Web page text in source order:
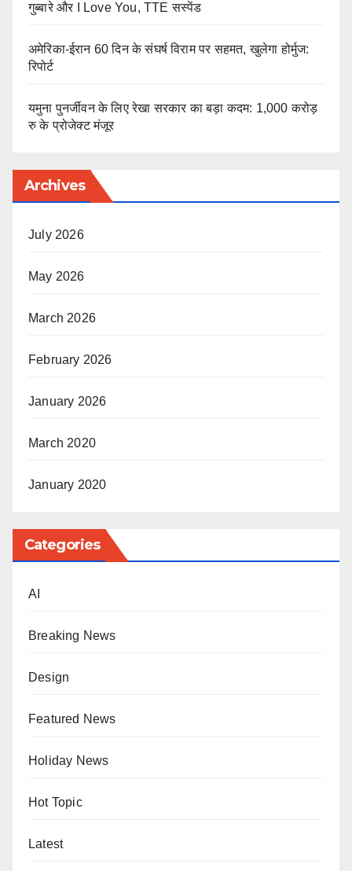
गुब्बारे और I Love You, TTE सस्पेंड
अमेरिका-ईरान 60 दिन के संघर्ष विराम पर सहमत, खुलेगा होर्मुज:
रिपोर्ट
यमुना पुनर्जीवन के लिए रेखा सरकार का बड़ा कदम: 1,000 करोड़
रु के प्रोजेक्ट मंजूर
Archives
July 2026
May 2026
March 2026
February 2026
January 2026
March 2020
January 2020
Categories
AI
Breaking News
Design
Featured News
Holiday News
Hot Topic
Latest